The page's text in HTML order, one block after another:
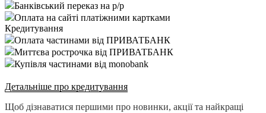
Банківський переказ на р/р
Оплата на сайті платіжними картками
Кредитування
Оплата частинами від ПРИВАТБАНК
Миттєва рострочка від ПРИВАТБАНК
Купівля частинами від monobank
Детальніше про кредитування
Щоб дізнаватися першими про новинки, акції та найкращі